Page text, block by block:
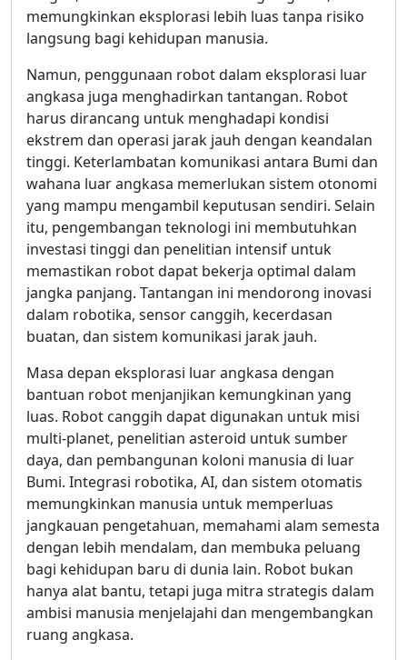
memungkinkan eksplorasi lebih luas tanpa risiko
langsung bagi kehidupan manusia.
Namun, penggunaan robot dalam eksplorasi luar
angkasa juga menghadirkan tantangan. Robot
harus dirancang untuk menghadapi kondisi
ekstrem dan operasi jarak jauh dengan keandalan
tinggi. Keterlambatan komunikasi antara Bumi dan
wahana luar angkasa memerlukan sistem otonomi
yang mampu mengambil keputusan sendiri. Selain
itu, pengembangan teknologi ini membutuhkan
investasi tinggi dan penelitian intensif untuk
memastikan robot dapat bekerja optimal dalam
jangka panjang. Tantangan ini mendorong inovasi
dalam robotika, sensor canggih, kecerdasan
buatan, dan sistem komunikasi jarak jauh.
Masa depan eksplorasi luar angkasa dengan
bantuan robot menjanjikan kemungkinan yang
luas. Robot canggih dapat digunakan untuk misi
multi-planet, penelitian asteroid untuk sumber
daya, dan pembangunan koloni manusia di luar
Bumi. Integrasi robotika, AI, dan sistem otomatis
memungkinkan manusia untuk memperluas
jangkauan pengetahuan, memahami alam semesta
dengan lebih mendalam, dan membuka peluang
bagi kehidupan baru di dunia lain. Robot bukan
hanya alat bantu, tetapi juga mitra strategis dalam
ambisi manusia menjelajahi dan mengembangkan
ruang angkasa.